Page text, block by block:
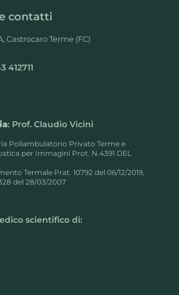
contatti
Castrocaro Terme (FC)
412711
: Prof. Claudio Vicini
Poliambulatorio Privato Terme e
per Immagini Prot. N.4391 DEL
Termale Prat. 10792 del 06/12/2019,
del 28/03/2007
scientifico di: